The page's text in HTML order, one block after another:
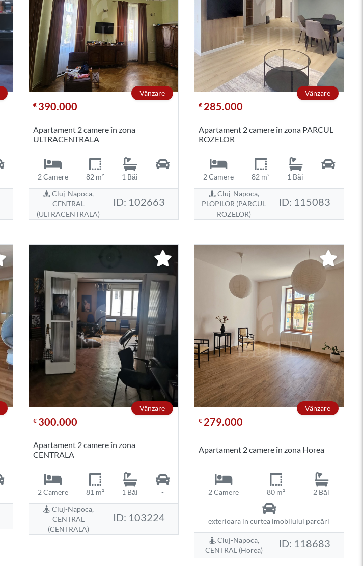
Vânzare
€ 390.000
Apartament 2 camere în zona
ULTRACENTRALA
2 Camere 82 m² 1 Băi
-
Cluj-Napoca,
CENTRAL
(ULTRACENTRALA)
ID: 102663
Vânzare
€ 285.000
Apartament 2 camere în zona PARCUL
ROZELOR
2 Camere 82 m² 1 Băi
-
Cluj-Napoca,
PLOPILOR (PARCUL
ROZELOR)
ID: 115083
Vânzare
€ 300.000
Apartament 2 camere în zona
CENTRALA
2 Camere 81 m² 1 Băi
-
Cluj-Napoca,
CENTRAL
(CENTRALA)
ID: 103224
Vânzare
€ 279.000
Apartament 2 camere în zona Horea
2 Camere 80 m² 2 Băi
exterioara in curtea imobilului parcări
Cluj-Napoca,
CENTRAL (Horea)
ID: 118683